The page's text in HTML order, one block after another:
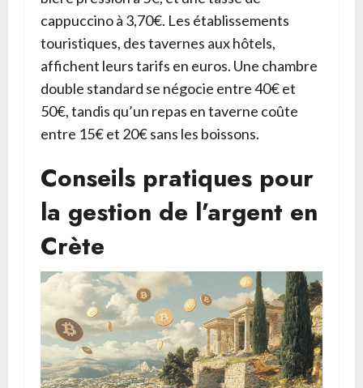
cappuccino à 3,70€. Les établissements
touristiques, des tavernes aux hôtels,
affichent leurs tarifs en euros. Une chambre
double standard se négocie entre 40€ et
50€, tandis qu’un repas en taverne coûte
entre 15€ et 20€ sans les boissons.
Conseils pratiques pour
la gestion de l’argent en
Crète